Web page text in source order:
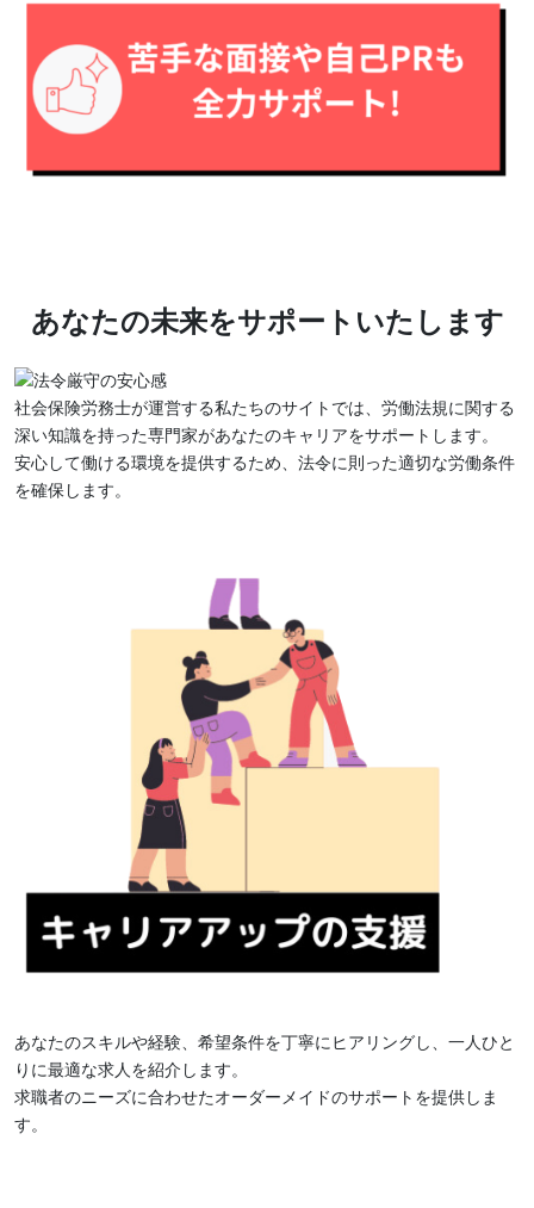
あなたの未来をサポートいたします
社会保険労務士が運営する私たちのサイトでは、労働法規に関する
深い知識を持った専門家があなたのキャリアをサポートします。
安心して働ける環境を提供するため、法令に則った適切な労働条件
を確保します。
あなたのスキルや経験、希望条件を丁寧にヒアリングし、一人ひと
りに最適な求人を紹介します。
求職者のニーズに合わせたオーダーメイドのサポートを提供しま
す。